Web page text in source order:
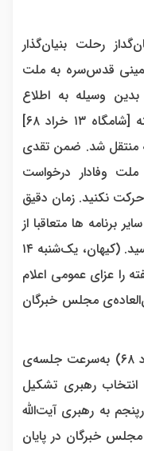
رحلت بنیان‌گذار
قدس‌سره به ملت
وسیله به اطلاع
می‌رساند که پیکر معظم‌له شب گذشته [شامگاه ۱۳ خراد ۶۸]
منتقل شد. ضمن تقدی
وفادار درخواست
نکنید. زمان دقیق
برنامه ها متعاقبا از
طریق ستاد به اطلاع همگان خواهد رسید. (کیهان، یک‌شنبه ۱۴
را عزای عمومی اعلام
مجلس خبرگان
در صبح همین روز (یک‌شنبه ۱۴ خرداد ۶۸) به‌سرعت جلسه‌ی
انتخاب رهبری تشکیل
به رهبری آیت‌الله
خبرگان در پایان